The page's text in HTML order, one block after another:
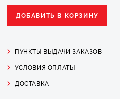
ДОБАВИТЬ В КОРЗИНУ
ПУНКТЫ ВЫДАЧИ ЗАКАЗОВ
УСЛОВИЯ ОПЛАТЫ
ДОСТАВКА